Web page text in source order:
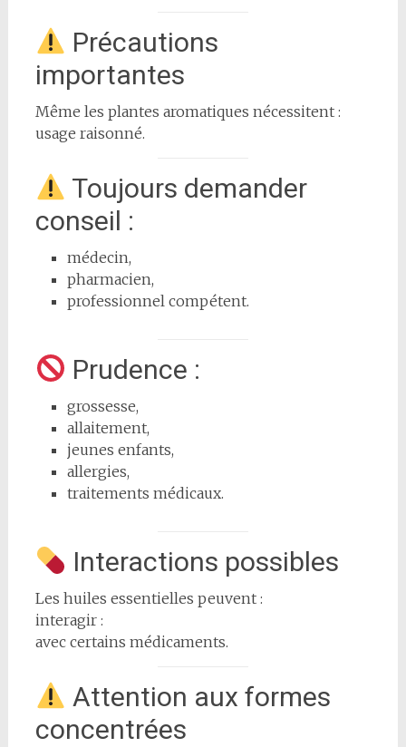
Précautions
importantes
Même les plantes aromatiques nécessitent :
usage raisonné.
Toujours demander
conseil :
médecin,
pharmacien,
professionnel compétent.
Prudence :
grossesse,
allaitement,
jeunes enfants,
allergies,
traitements médicaux.
Interactions possibles
Les huiles essentielles peuvent :
interagir :
avec certains médicaments.
Attention aux formes
concentrées